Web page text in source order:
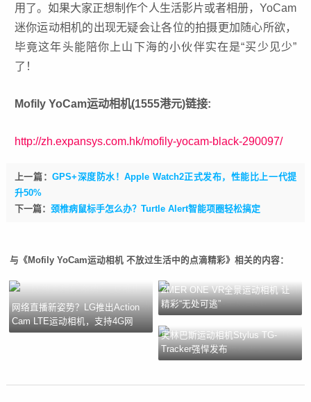
用了。如果大家正想制作个人生活影片或者相册，YoCam
迷你运动相机的出现无疑会让各位的拍摄更加随心所欲，
毕竟这年头能陪你上山下海的小伙伴实在是“买少见少”
了！
Mofily YoCam运动相机(1555港元)链接:
http://zh.expansys.com.hk/mofily-yocam-black-290097/
上一篇：GPS+深度防水！Apple Watch2正式发布，性能比上一代提
升50%
下一篇： 颈椎病鼠标手怎么办？Turtle Alert智能项圈轻松搞定
与《Mofily YoCam运动相机 不放过生活中的点滴精彩》相关的内容：
网络直播新姿势？LG推出Action
Cam LTE运动相机，支持4G网
ZMER ONE VR全景运动相机 让
精彩“无处可逃”
奥林巴斯运动相机Stylus TG-
Tracker强悍发布